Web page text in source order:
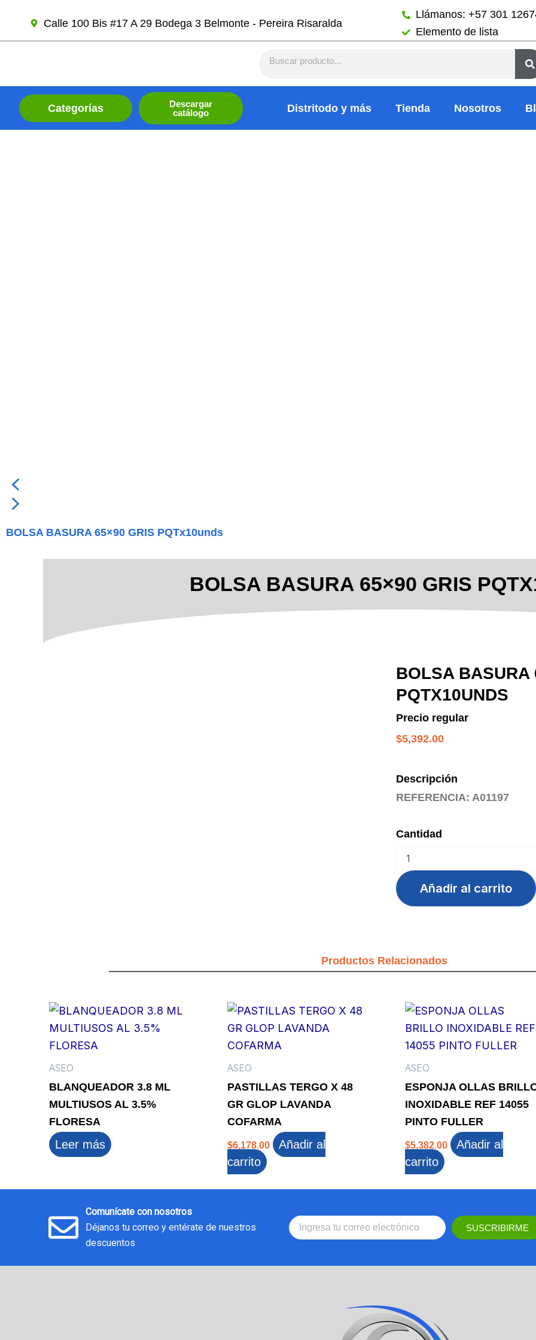
contenido
Calle 100 Bis #17 A 29 Bodega 3 Belmonte - Pereira Risaralda
Llámanos: +57 301
Elemento de lista
Categorías
Descargar
catálogo
Distritodo y más Tienda Nosotros
BOLSA BASURA 65×90 GRIS PQTx10unds
BOLSA BASURA 65×90 GRIS
BOLSA BASURA
PQTX10UNDS
Precio regular
$5,392.00
Descripción
REFERENCIA: A01197
Cantidad
BASURA
65x90
GRIS
PQTx10unds
Añadir al carrito
Productos Relacionados
ASEO
BLANQUEADOR 3.8 ML
MULTIUSOS AL 3.5%
FLORESA
Leer más
ASEO
PASTILLAS TERGO X 48
GR GLOP LAVANDA
COFARMA
$6,178.00
Añadir al
carrito
ASEO
ESPONJA OLLAS
INOXIDABLE REF 14055
PINTO FULLER
$5,382.00
Añadir al
carrito
Comunícate con nosotros
Déjanos tu correo y entérate de nuestros
descuentos
SUSCRIBIRME